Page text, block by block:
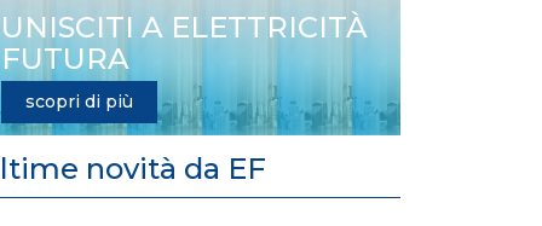
UNISCITI A ELETTRICITÀ
FUTURA
scopri di più
novità da EF